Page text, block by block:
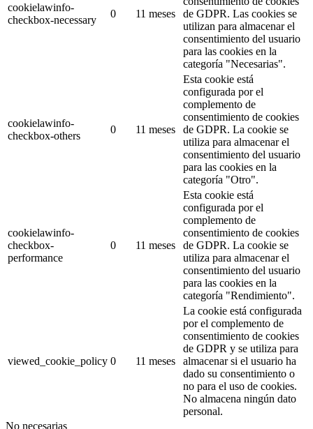
cookielawinfo-
checkbox-necessary
0 11 meses
de GDPR. Las cookies se
utilizan para almacenar el
consentimiento del usuario
para las cookies en la
categoría "Necesarias".
cookielawinfo-
checkbox-others
0 11 meses
Esta cookie está
configurada por el
complemento de
consentimiento de cookies
de GDPR. La cookie se
utiliza para almacenar el
consentimiento del usuario
para las cookies en la
categoría "Otro".
cookielawinfo-
checkbox-
performance
0 11 meses
Esta cookie está
configurada por el
complemento de
consentimiento de cookies
de GDPR. La cookie se
utiliza para almacenar el
consentimiento del usuario
para las cookies en la
categoría "Rendimiento".
viewed_cookie_policy 0 11 meses
La cookie está configurada
por el complemento de
consentimiento de cookies
de GDPR y se utiliza para
almacenar si el usuario ha
dado su consentimiento o
no para el uso de cookies.
No almacena ningún dato
personal.
No necesarias